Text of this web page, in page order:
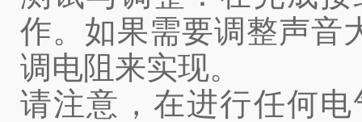
作。如果需要调整声音
调电阻来实现。
请注意，在进行任何